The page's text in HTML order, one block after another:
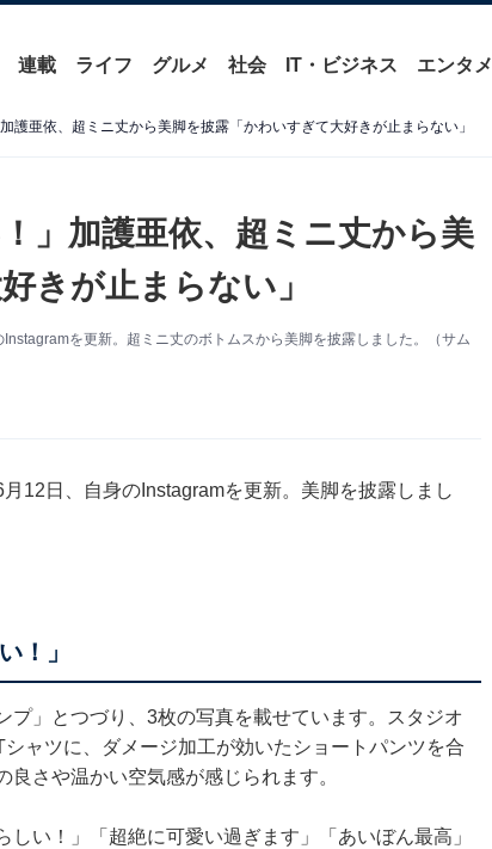
連載 ライフ グルメ 社会 IT・ビジネス エンタメ
護亜依、超ミニ丈から美脚を披露「かわいすぎて大好きが止まらない」
」加護亜依、超ミニ丈から美
きが止まらない」
を更新。超ミニ丈のボトムスから美脚を披露しました。（サム
12日、自身のInstagramを更新。美脚を披露しまし
！」
」とつづり、3枚の写真を載せています。スタジオ
ャツに、ダメージ加工が効いたショートパンツを合
さや温かい空気感が感じられます。
い！」「超絶に可愛い過ぎます」「あいぼん最高」